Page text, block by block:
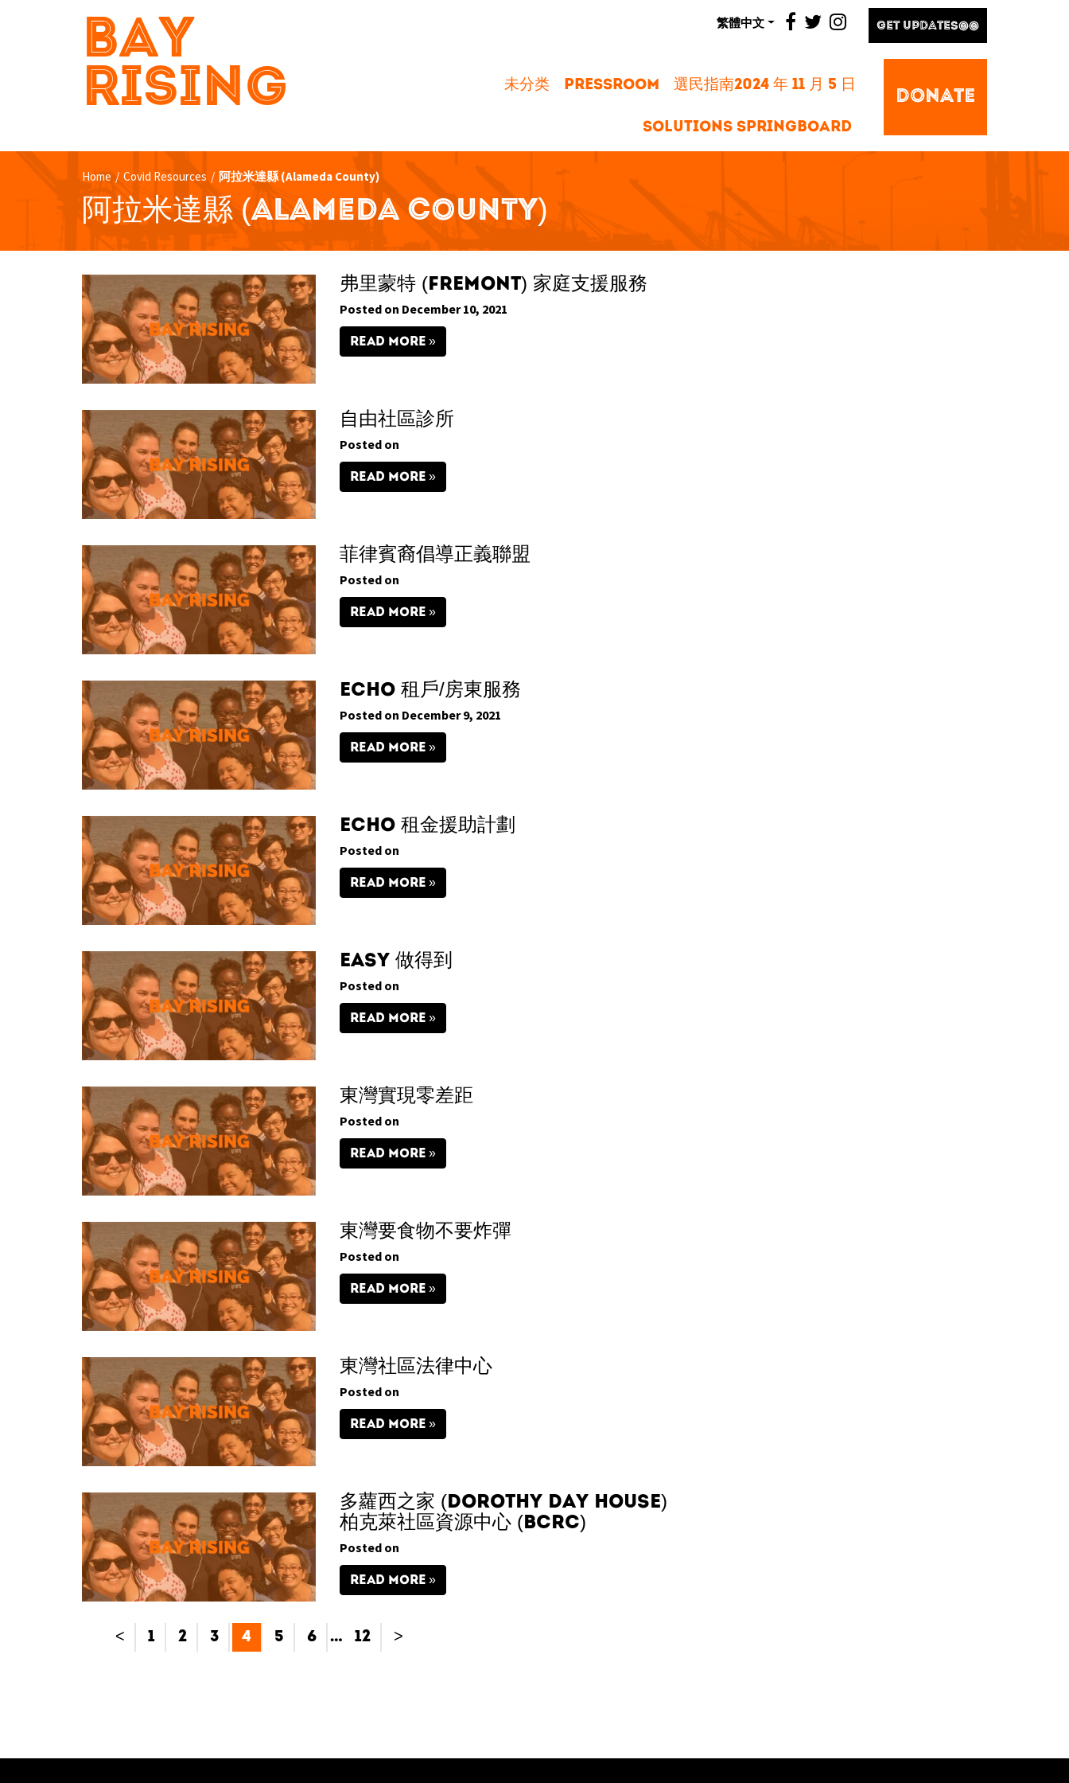
繁體中文 facebook
twitterinstagram
GET UPDATES@@
BAY
RISING
DONATE
未分类 PRESSROOM 選民指南2024 年 11 月 5 日
SOLUTIONS SPRINGBOARD
Home / Covid Resources / 阿拉米達縣 (Alameda County)
阿拉米達縣 (ALAMEDA COUNTY)
弗里蒙特 (Fremont) 家庭支援服務
Posted on December 10, 2021
READ MORE
自由社區診所
Posted on
READ MORE
菲律賓裔倡導正義聯盟
Posted on
READ MORE
ECHO 租戶/房東服務
Posted on December 9, 2021
READ MORE
ECHO 租金援助計劃
Posted on
READ MORE
Easy 做得到
Posted on
READ MORE
東灣實現零差距
Posted on
READ MORE
東灣要食物不要炸彈
Posted on
READ MORE
東灣社區法律中心
Posted on
READ MORE
多蘿西之家 (Dorothy Day House)
柏克萊社區資源中心 (BCRC)
Posted on
READ MORE
< 1 2 3 4 5 6 … 12 >